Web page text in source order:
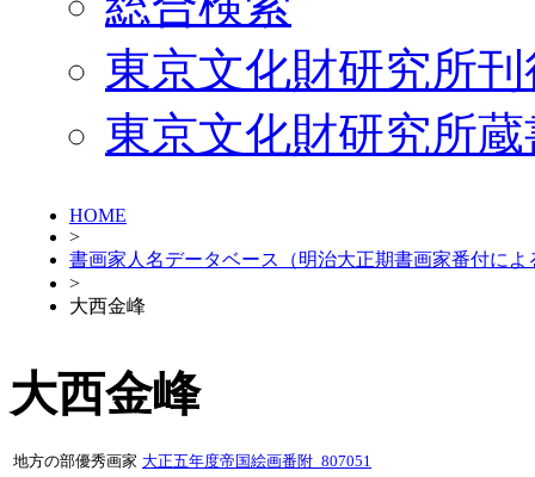
東京文化財研究所
東京文化財研究所
HOME
>
書画家人名データベース（明治大正期書画家番付によ
>
大西金峰
大西金峰
地方の部優秀画家 大正五年度帝国絵画番附_807051